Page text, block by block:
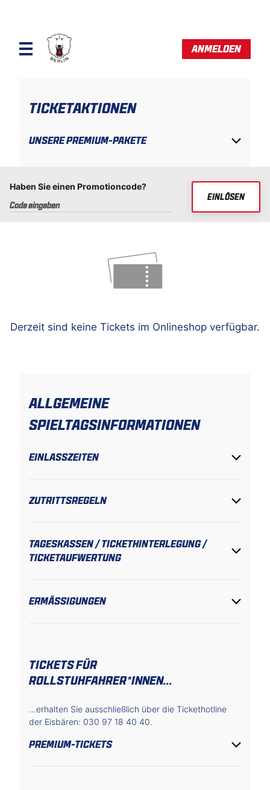
ANMELDEN
TICKETAKTIONEN
UNSERE PREMIUM-PAKETE
Haben Sie einen Promotioncode?
EINLÖSEN
Derzeit sind keine Tickets im Onlineshop verfügbar.
ALLGEMEINE
SPIELTAGSINFORMATIONEN
EINLASSZEITEN
ZUTRITTSREGELN
TAGESKASSEN / TICKETHINTERLEGUNG /
TICKETAUFWERTUNG
ERMÄSSIGUNGEN
TICKETS FÜR
ROLLSTUHFAHRER*INNEN...
...erhalten Sie ausschließlich über die Tickethotline
der Eisbären: 030 97 18 40 40.
PREMIUM-TICKETS